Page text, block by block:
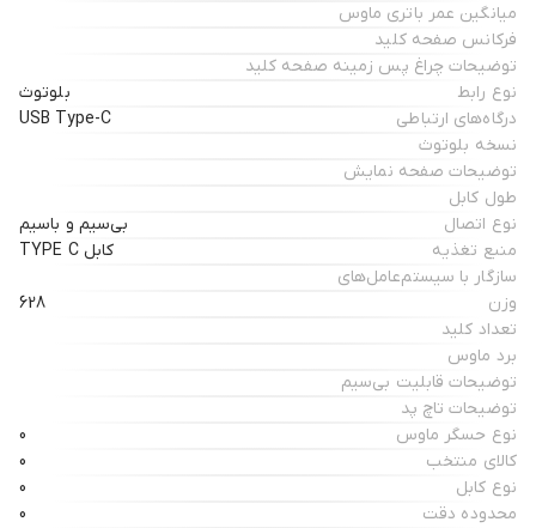
میانگین عمر باتری ماوس
فرکانس صفحه کلید
توضیحات چراغ‌ پس زمینه صفحه کلید
نوع رابط
بلوتوث
درگاه‌های ارتباطی
USB Type-C
نسخه بلوتوث
توضیحات صفحه نمایش
طول کابل
نوع اتصال
بی‌سیم و باسیم
منبع تغذیه
کابل TYPE C
سازگار با سیستم‌عامل‌های
وزن
628
تعداد کلید
برد ماوس
توضیحات قابلیت بی‌سیم
توضیحات تاچ پد
نوع حسگر ماوس
0
کالای منتخب
0
نوع کابل
0
محدوده دقت
0